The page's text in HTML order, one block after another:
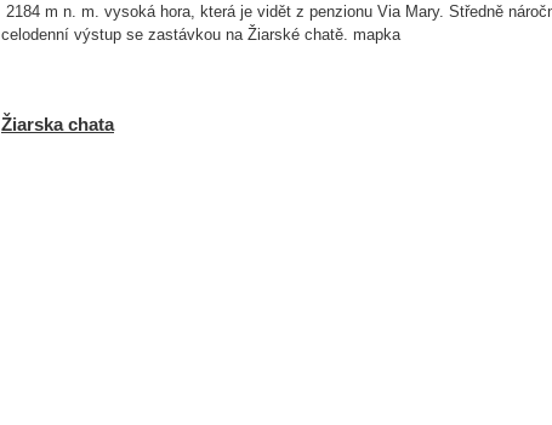
2184 m n. m. vysoká hora, která je vidět z penzionu Via Mary. Středně
celodenní výstup se zastávkou na Žiarské chatě. mapka
Žiarska chata